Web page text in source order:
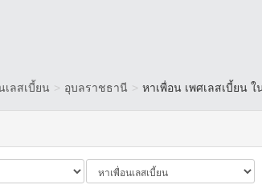
เลสเบี้ยน > อุบลราชธานี > หาเพื่อน เพศเลสเบี้ยน